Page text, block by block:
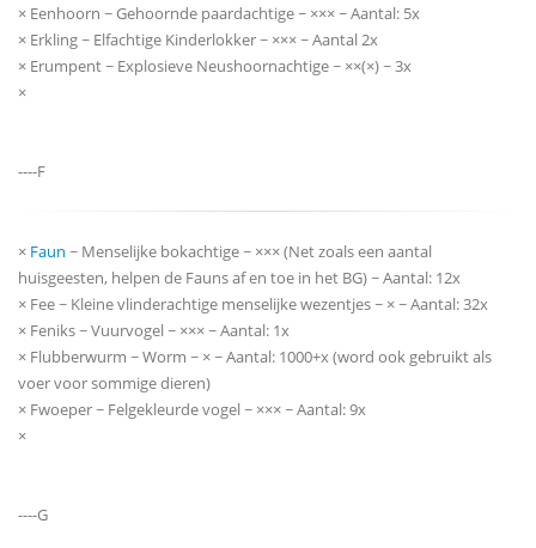
× Eenhoorn ~ Gehoornde paardachtige ~ ××× ~ Aantal: 5x
× Erkling ~ Elfachtige Kinderlokker ~ ××× ~ Aantal 2x
× Erumpent ~ Explosieve Neushoornachtige ~ ××(×) ~ 3x
×
----F
× Faun ~ Menselijke bokachtige ~ ××× (Net zoals een aantal
huisgeesten, helpen de Fauns af en toe in het BG) ~ Aantal: 12x
× Fee ~ Kleine vlinderachtige menselijke wezentjes ~ × ~ Aantal: 32x
× Feniks ~ Vuurvogel ~ ××× ~ Aantal: 1x
× Flubberwurm ~ Worm ~ × ~ Aantal: 1000+x (word ook gebruikt als
voer voor sommige dieren)
× Fwoeper ~ Felgekleurde vogel ~ ××× ~ Aantal: 9x
×
----G